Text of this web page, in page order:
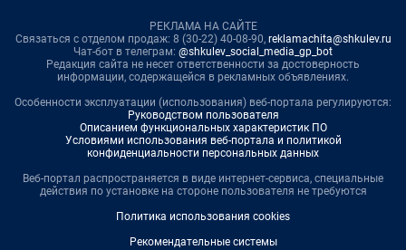
РЕКЛАМА НА САЙТЕ
Связаться с отделом продаж: 8 (30-22) 40-08-90, reklamachita@shkulev.ru
Чат-бот в телеграм: @shkulev_social_media_gp_bot
Редакция сайта не несет ответственности за достоверность
информации, содержащейся в рекламных объявлениях.
Особенности эксплуатации (использования) веб-портала регулируются:
Руководством пользователя
Описанием функциональных характеристик ПО
Условиями использования веб-портала и политикой
конфиденциальности персональных данных
Веб-портал распространяется в виде интернет-сервиса, специальные
действия по установке на стороне пользователя не требуются
Политика использования cookies
Рекомендательные системы